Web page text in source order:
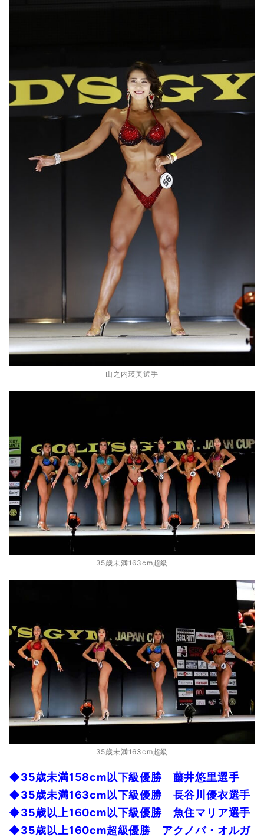
山之内瑛美選手
35歳未満163cm超級
35歳未満163cm超級
◆35歳未満158cm以下級優勝 藤井悠里選手
◆35歳未満163cm以下級優勝 長谷川優衣選手
◆35歳以上160cm以下級優勝 魚住マリア選手
◆35歳以上160cm超級優勝 アクノバ・オルガ